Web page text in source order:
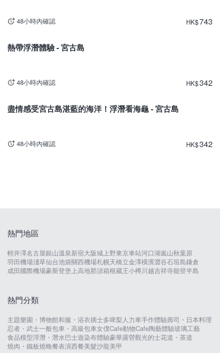
48小時內確認 HK$743
熱帶浮潛體驗 - 宮古島
48小時內確認 HK$342
盡情感受宮古島湛藍的海洋！浮潛看海龜 - 宮古島
48小時內確認 HK$342
熱門地區
輕井澤名古屋銀山溫泉新宿大阪城 上野東京車站河口湖嵐山秋葉原
羽田機場淺草仙台池袋關西機場札幌天橋立金澤橫濱澀谷石垣島鎌倉
成田國際機場豪斯登堡 上高地那須箱根藏王小樽川越吉祥寺能登半島
熱門分類
主題樂園・博物館和服・浴衣摘士多啤梨人力車手作體驗壽司・日本料理
忍者・武士一般包車・高級包車女僕Cafe動物Cafe陶藝體驗玻璃工藝
食品模型浮潛・潛水巴士遊染布體驗豪華露營觀光的士花道・茶道
燒肉・鐵板燒晚餐表演西餐美髮沙龍美甲